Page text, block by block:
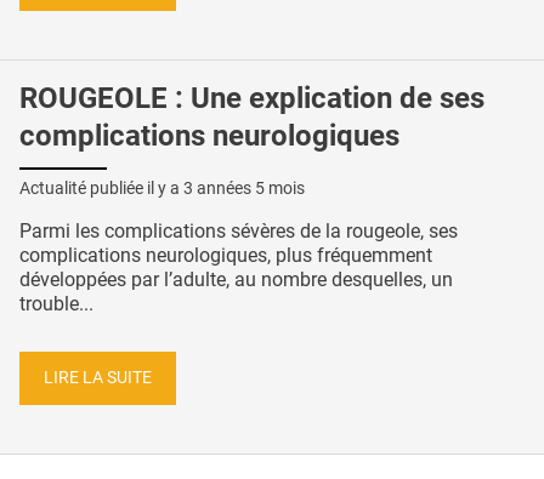
ROUGEOLE : Une explication de ses
complications neurologiques
Actualité publiée il y a 3 années 5 mois
Parmi les complications sévères de la rougeole, ses
complications neurologiques, plus fréquemment
développées par l’adulte, au nombre desquelles, un
trouble...
LIRE LA SUITE